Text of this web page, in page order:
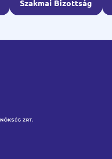
Szakmai Bizottság